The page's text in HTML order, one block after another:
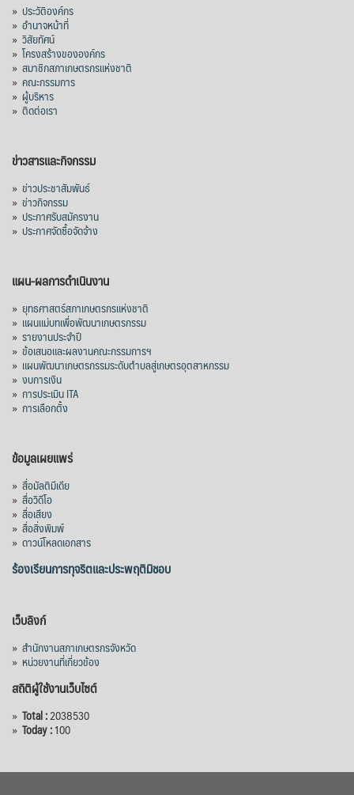
» ประวัติองค์กร
» อำนาจหน้าที่
» วิสัยทัศน์
» โครงสร้างขององค์กร
» สมาชิกสภาเกษตรกรแห่งชาติ
» คณะกรรมการ
» ผู้บริหาร
» ติดต่อเรา
ข่าวสารและกิจกรรม
» ข่าวประชาสัมพันธ์
» ข่าวกิจกรรม
» ประกาศรับสมัครงาน
» ประกาศจัดซื้อจัดจ้าง
แผน-ผลการดำเนินงาน
» ยุทธศาสตร์สภาเกษตรกรแห่งชาติ
» แผนแม่บทเพื่อพัฒนาเกษตรกรรม
» รายงานประจำปี
» ข้อเสนอและผลงานคณะกรรมการฯ
» แผนพัฒนาเกษตรกรรมระดับตำบลสู่เกษตรอุตสาหกรรม
» งบการเงิน
» การประเมิน ITA
» การเลือกตั้ง
ข้อมูลเผยแพร่
» สื่อมัลติมีเดีย
» สื่อวิดีโอ
» สื่อเสียง
» สื่อสิ่งพิมพ์
» ดาวน์โหลดเอกสาร
ร้องเรียนการทุจริตและประพฤติมิชอบ
เว็บลิงก์
» สำนักงานสภาเกษตรกรจังหวัด
» หน่วยงานที่เกี่ยวข้อง
สถิติผู้ใช้งานเว็บไซต์
» Total :2038530
» Today :100